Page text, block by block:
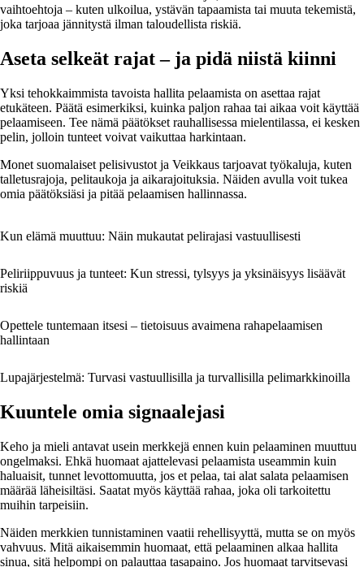
vaihtoehtoja – kuten ulkoilua, ystävän tapaamista tai muuta tekemistä,
joka tarjoaa jännitystä ilman taloudellista riskiä.
Aseta selkeät rajat – ja pidä niistä kiinni
Yksi tehokkaimmista tavoista hallita pelaamista on asettaa rajat
etukäteen. Päätä esimerkiksi, kuinka paljon rahaa tai aikaa voit käyttää
pelaamiseen. Tee nämä päätökset rauhallisessa mielentilassa, ei kesken
pelin, jolloin tunteet voivat vaikuttaa harkintaan.
Monet suomalaiset pelisivustot ja Veikkaus tarjoavat työkaluja, kuten
talletusrajoja, pelitaukoja ja aikarajoituksia. Näiden avulla voit tukea
omia päätöksiäsi ja pitää pelaamisen hallinnassa.
Kun elämä muuttuu: Näin mukautat pelirajasi vastuullisesti
Peliriippuvuus ja tunteet: Kun stressi, tylsyys ja yksinäisyys lisäävät
riskiä
Opettele tuntemaan itsesi – tietoisuus avaimena rahapelaamisen
hallintaan
Lupajärjestelmä: Turvasi vastuullisilla ja turvallisilla pelimarkkinoilla
Kuuntele omia signaalejasi
Keho ja mieli antavat usein merkkejä ennen kuin pelaaminen muuttuu
ongelmaksi. Ehkä huomaat ajattelevasi pelaamista useammin kuin
haluaisit, tunnet levottomuutta, jos et pelaa, tai alat salata pelaamisen
määrää läheisiltäsi. Saatat myös käyttää rahaa, joka oli tarkoitettu
muihin tarpeisiin.
Näiden merkkien tunnistaminen vaatii rehellisyyttä, mutta se on myös
vahvuus. Mitä aikaisemmin huomaat, että pelaaminen alkaa hallita
sinua, sitä helpompi on palauttaa tasapaino. Jos huomaat tarvitsevasi